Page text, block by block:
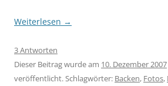
Weiterlesen →
3 Antworten
Dieser Beitrag wurde am 10. Dezember 2007
veröffentlicht. Schlagwörter: Backen, Fotos,